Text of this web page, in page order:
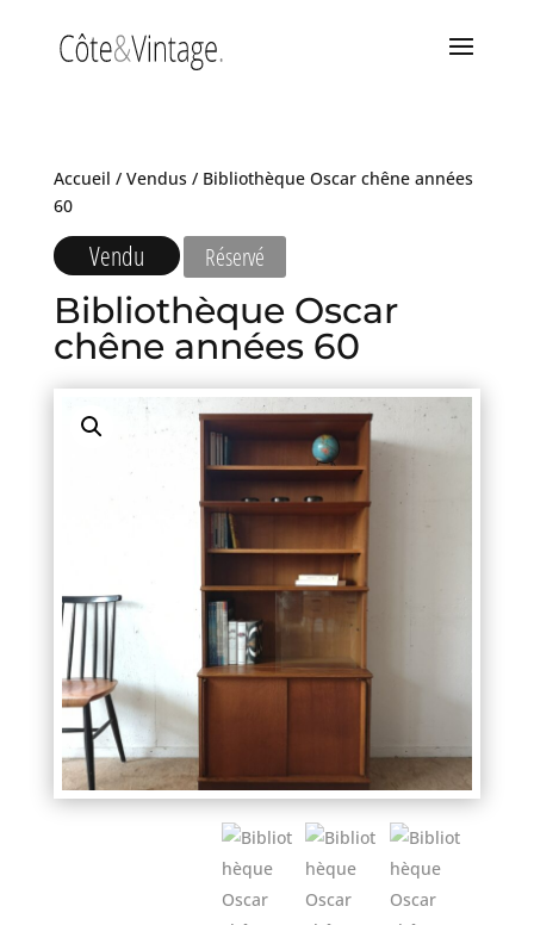
Accueil / Vendus/ Bibliothèque Oscar chêne années
60
Vendu Réservé
Bibliothèque Oscar
chêne années 60